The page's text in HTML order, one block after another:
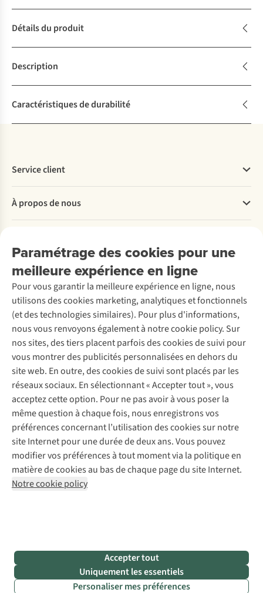
Détails du produit
Description
Caractéristiques de durabilité
Paramétrage des cookies pour une
meilleure expérience en ligne
Pour vous garantir la meilleure expérience en ligne, nous
utilisons des cookies marketing, analytiques et fonctionnels
(et des technologies similaires). Pour plus d'informations,
nous vous renvoyons également à notre cookie policy. Sur
nos sites, des tiers placent parfois des cookies de suivi pour
vous montrer des publicités personnalisées en dehors du
site web. En outre, des cookies de suivi sont placés par les
réseaux sociaux. En sélectionnant « Accepter tout », vous
acceptez cette option. Pour ne pas avoir à vous poser la
même question à chaque fois, nous enregistrons vos
préférences concernant l’utilisation des cookies sur notre
site Internet pour une durée de deux ans. Vous pouvez
modifier vos préférences à tout moment via la politique en
matière de cookies au bas de chaque page du site Internet.
Notre cookie policy
Accepter tout
Uniquement les essentiels
Personaliser mes préférences
Service client
Commander
Payer
Retourner
Rétractation d'une commande
Entretien & réparations
Garantie
Contactez-nous
À propos de nous
Entreprise responsable
À propos d’Ayacucho
Nos magasins
À propos d’A.S.Adventure
Déclaration d'accessibilité
Location / Location sports d’hiver
Seconde-main
Entretien de ski
Service de lavage
Entretien de chaussures
Réparation de chaussures
Réparation de vêtements
Retouches
Pour les entreprises
Découvrez
A.S.Magazine
Explore Camp
Expertise & conseils
Abonnez-vous à la newsletter
Suivez-nous
Mentions légales
Politique de confidentialité
Conditions générales
Cookie Policy